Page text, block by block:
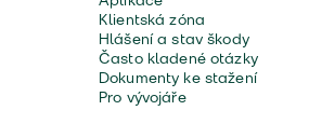
Klientská zóna
Hlášení a stav škody
Často kladené otázky
Dokumenty ke stažení
Pro vývojáře